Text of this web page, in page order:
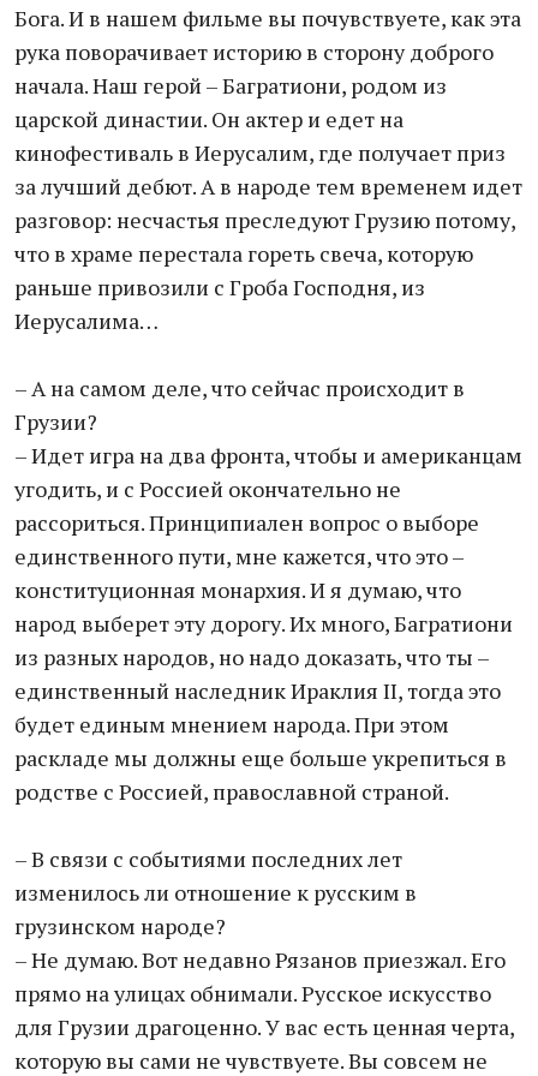
Бога. И в нашем фильме вы почувствуете, как эта
рука поворачивает историю в сторону доброго
начала. Наш герой – Багратиони, родом из
царской династии. Он актер и едет на
кинофестиваль в Иерусалим, где получает приз
за лучший дебют. А в народе тем временем идет
разговор: несчастья преследуют Грузию потому,
что в храме перестала гореть свеча, которую
раньше привозили с Гроба Господня, из
Иерусалима…
– А на самом деле, что сейчас происходит в
Грузии?
– Идет игра на два фронта, чтобы и американцам
угодить, и с Россией окончательно не
рассориться. Принципиален вопрос о выборе
единственного пути, мне кажется, что это –
конституционная монархия. И я думаю, что
народ выберет эту дорогу. Их много, Багратиони
из разных народов, но надо доказать, что ты –
единственный наследник Ираклия II, тогда это
будет единым мнением народа. При этом
раскладе мы должны еще больше укрепиться в
родстве с Россией, православной страной.
– В связи с событиями последних лет
изменилось ли отношение к русским в
грузинском народе?
– Не думаю. Вот недавно Рязанов приезжал. Его
прямо на улицах обнимали. Русское искусство
для Грузии драгоценно. У вас есть ценная черта,
которую вы сами не чувствуете. Вы совсем не